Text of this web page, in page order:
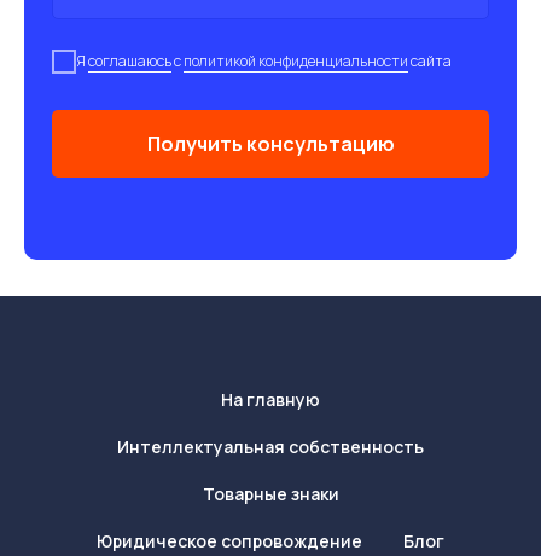
Ясоглашаюсьсполитикой конфиденциальностисайта
Получить консультацию
На главную
Интеллектуальная собственность
Товарные знаки
Юридическое сопровождение Блог